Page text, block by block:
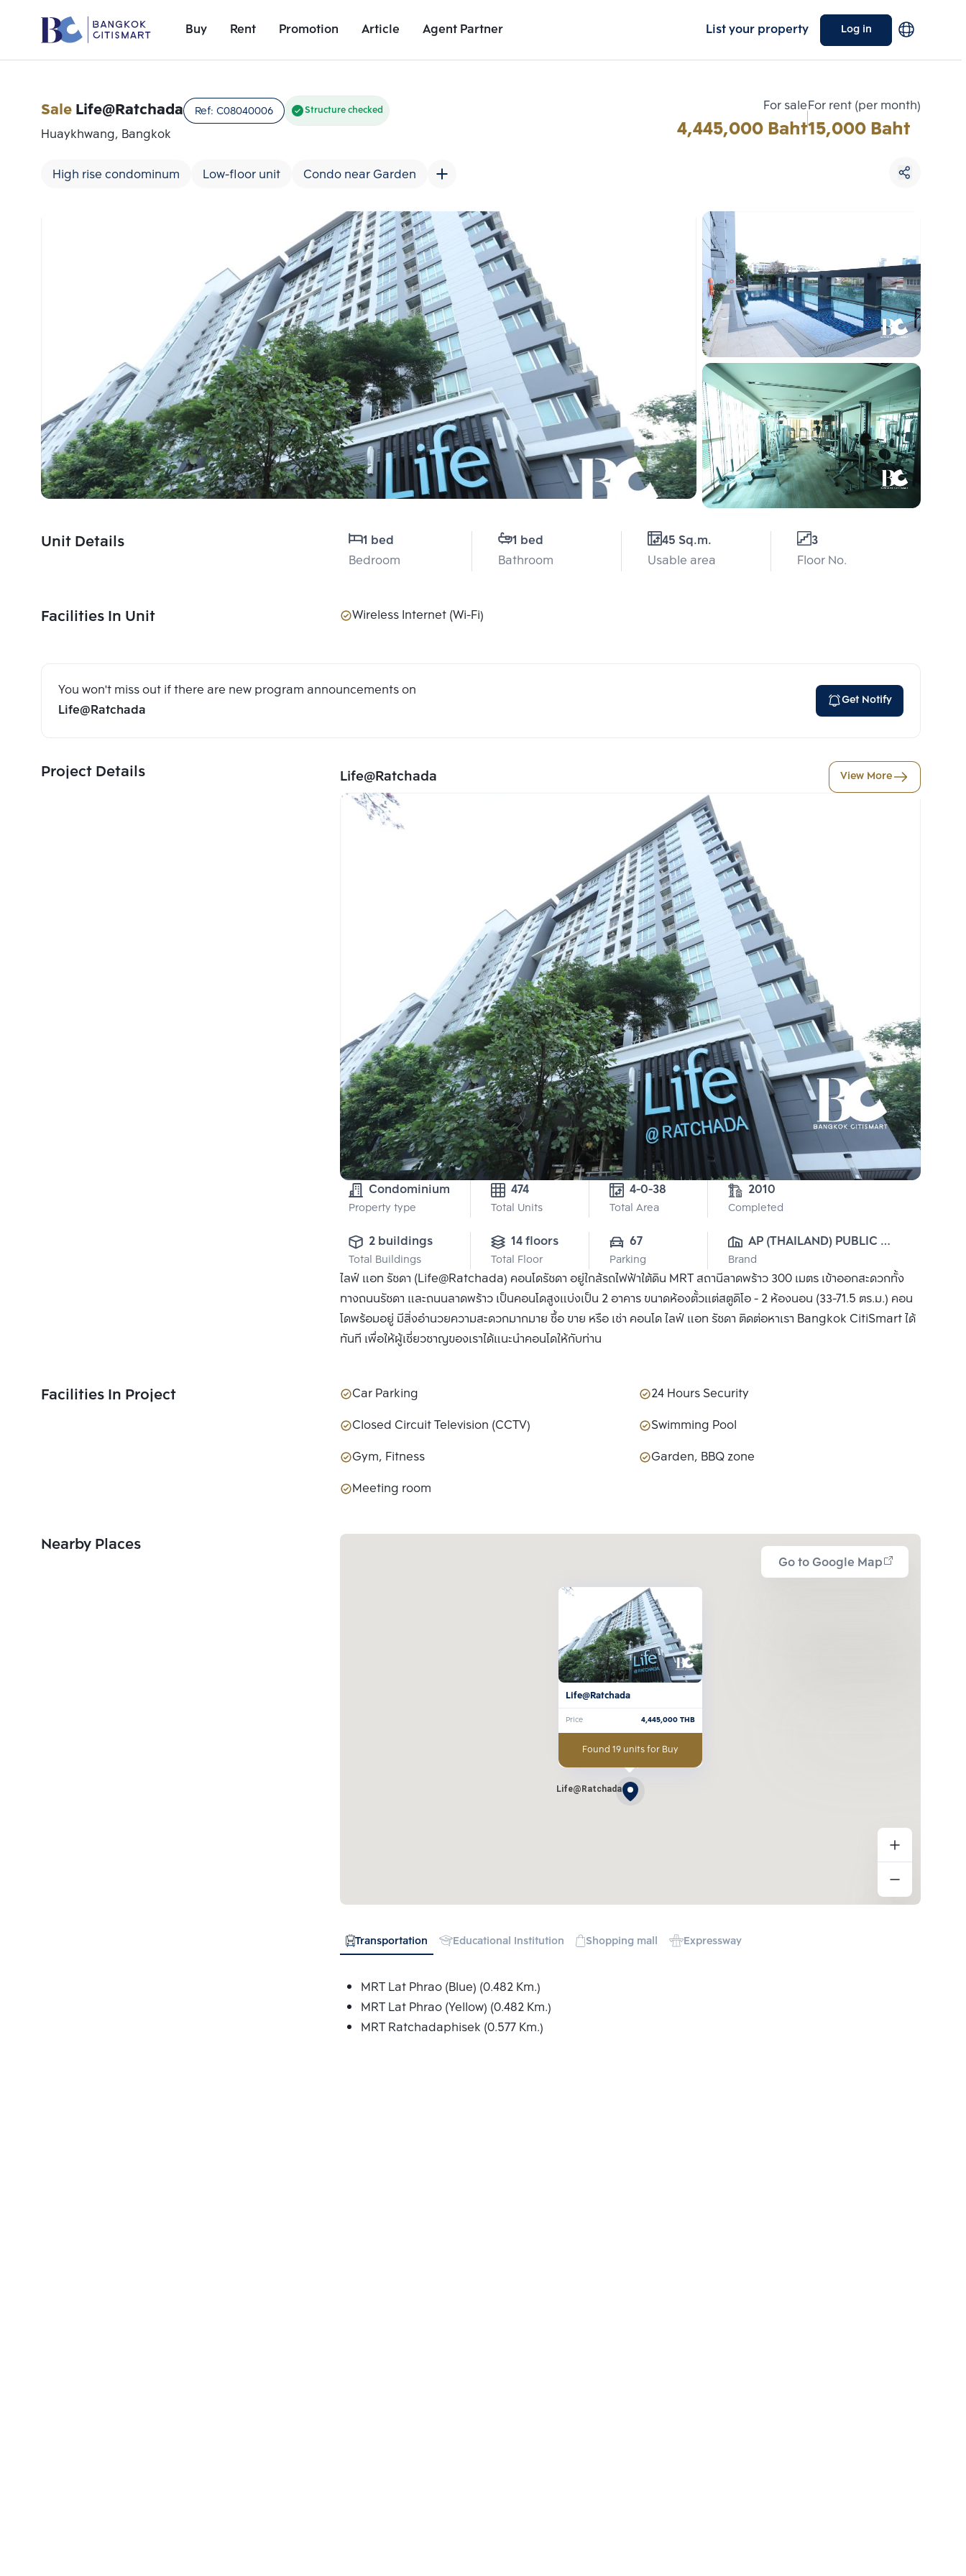
Buy Rent Promotion Article Agent Partner List your property Log in
Unit Details
SaleLife@Ratchada Ref: C08040006 Structure checked
Huaykhwang, Bangkok
High rise condominum Low-floor unit Condo near Garden
For sale
4,445,000 Baht
For rent (per month)
15,000 Baht
Unit Details
1 bed
Bedroom
1 bed
Bathroom
45 Sq.m.
Usable area
3
Floor No.
Facilities In Unit Wireless Internet (Wi-Fi)
You won't miss out if there are new program announcements on
Life@Ratchada
Get Notify
Project Details Life@Ratchada View More
Condominium
Property type
474
Total Units Total Area
2010
Completed
2 buildings
Total Buildings
14 floors
Total Floor
67
Parking
AP (THAILAND) PUBLIC
CO., LTD.
Brand
ไลฟ์ แอท รัชดา (Life@Ratchada) คอนโดรัชดา อยู่ใกล้รถไฟฟ้าใต้ดิน MRT สถานีลาดพร้าว 300 เมตร เข้าออกสะดวกทั้ง
ทางถนนรัชดา และถนนลาดพร้าว เป็นคอนโดสูงแบ่งเป็น 2 อาคาร ขนาดห้องตั้วแต่สตูดิโอ - 2 ห้องนอน (33-71.5 ตร.ม.) คอน
โดพร้อมอยู่ มีสิ่งอำนวยความสะดวกมากมาย ซื้อ ขาย หรือ เช่า คอนโด ไลฟ์ แอท รัชดา ติดต่อหาเรา Bangkok CitiSmart ได้
ทันที เพื่อให้ผู้เชี่ยวชาญของเราได้แนะนำคอนโดให้กับท่าน
Facilities In Project Car Parking
24 Hours Security
Closed Circuit Television (CCTV)
Swimming Pool
Gym, Fitness
Garden, BBQ zone
Meeting room
Nearby Places
Go to Google Map
Life@Ratchada
Life@Ratchada
Price 4,445,000 THB
Found 19 units for Buy
Transportation Educational Institution Shopping mall Expressway
MRT Lat Phrao (Blue) (0.482 Km.)
MRT Lat Phrao (Yellow) (0.482 Km.)
MRT Ratchadaphisek (0.577 Km.)
Add comparative units
Number 2
Choose comparative unit
Maximum 3 units
Clear all